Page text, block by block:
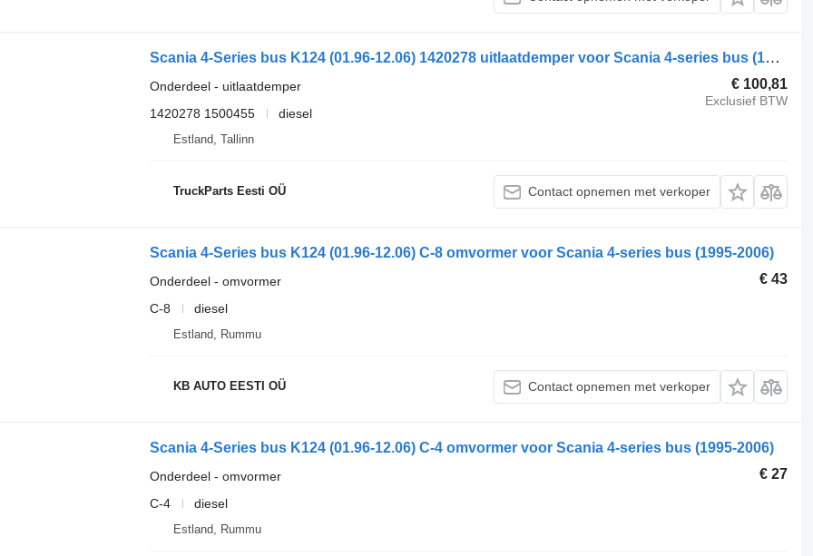
Scania 4-Series bus K124 (01.96-12.06) 1420278 uitlaatdemper voor Scania 4-series bus (1995-2006)
€ 100,81
Exclusief BTW
Onderdeel - uitlaatdemper
1420278 1500455
diesel
Estland, Tallinn
TruckParts Eesti OÜ Contact opnemen met verkoper
Scania 4-Series bus K124 (01.96-12.06) C-8 omvormer voor Scania 4-series bus (1995-2006)
€ 43
Onderdeel - omvormer
C-8
diesel
Estland, Rummu
KB AUTO EESTI OÜ Contact opnemen met verkoper
Scania 4-Series bus K124 (01.96-12.06) C-4 omvormer voor Scania 4-series bus (1995-2006)
€ 27
Onderdeel - omvormer
C-4
diesel
Estland, Rummu